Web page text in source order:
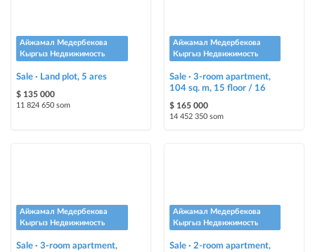
Stickers
Bright stickers with options will make your property stand out from the rest
and help sell it faster
Айжамал Медербекова
Кыргыз Недвижимость
Sale · Land plot, 5 ares
$ 135 000
11 824 650 som
Айжамал Медербекова
Кыргыз Недвижимость
Sale · 3-room apartment,
104 sq. m, 15 floor / 16
$ 165 000
14 452 350 som
Айжамал Медербекова
Кыргыз Недвижимость
Sale · 3-room apartment,
Айжамал Медербекова
Кыргыз Недвижимость
Sale · 2-room apartment,